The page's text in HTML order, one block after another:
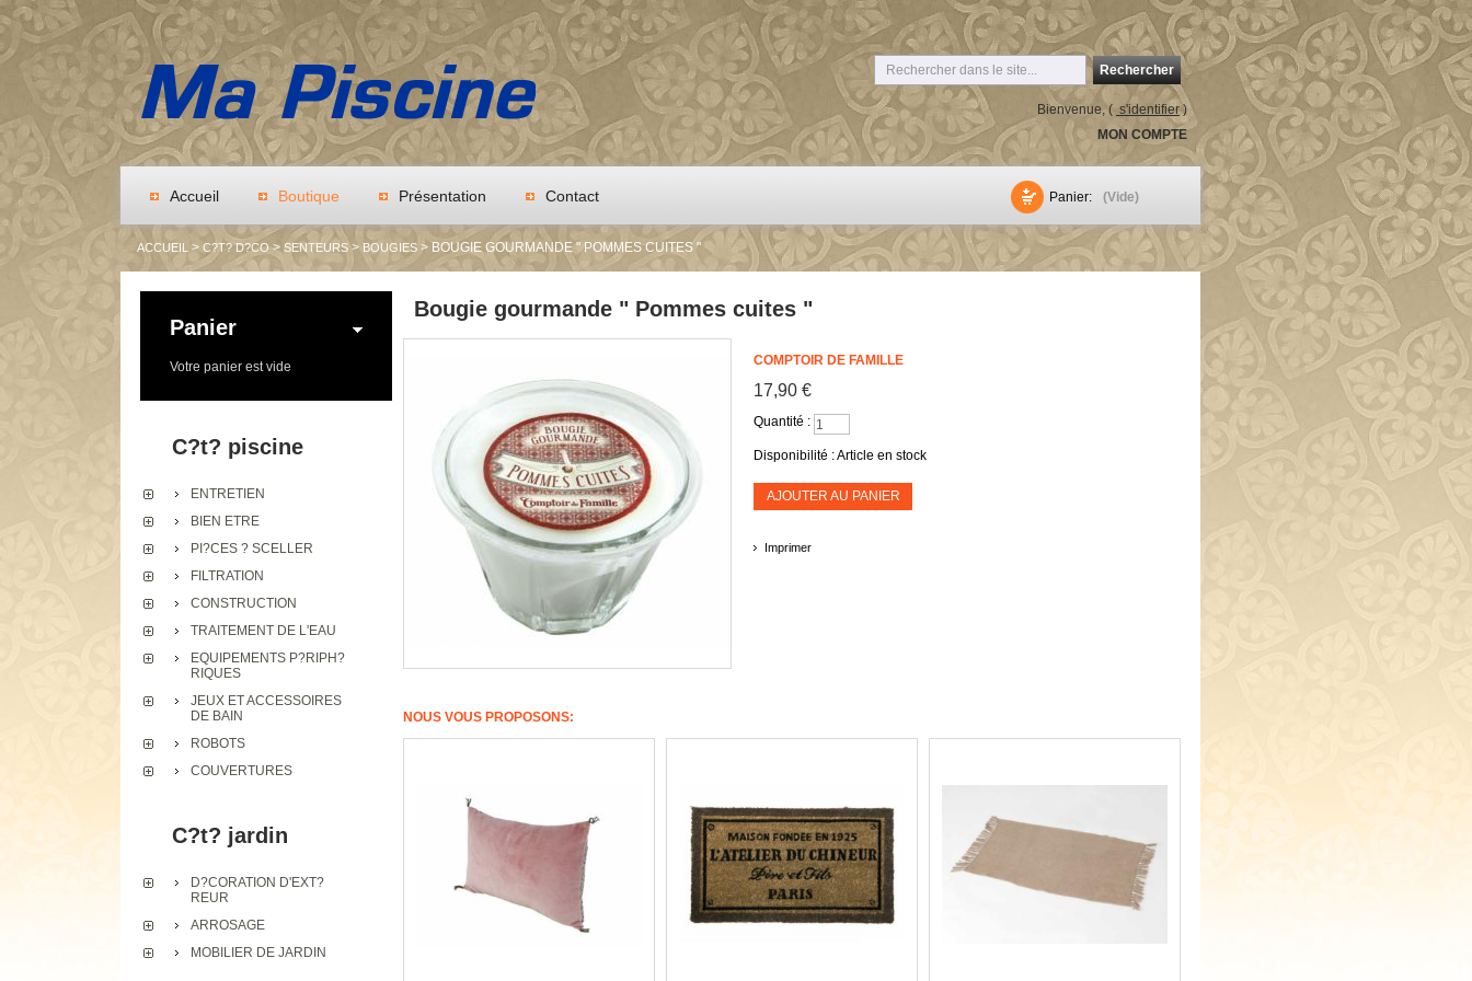
Accueil Boutique Présentation Contact
Bienvenue, ( s'identifier)
MON COMPTE
Panier: (Vide)
Rechercher
Panier
Votre panier est vide
C?t? piscine
ENTRETIEN
BIEN ETRE
PI?CES ? SCELLER
FILTRATION
CONSTRUCTION
TRAITEMENT DE L'EAU
EQUIPEMENTS P?RIPH?
RIQUES
JEUX ET ACCESSOIRES
DE BAIN
ROBOTS
COUVERTURES
C?t? jardin
D?CORATION D'EXT?
REUR
ARROSAGE
MOBILIER DE JARDIN
ACCUEIL > C?T? D?CO > SENTEURS> BOUGIES > BOUGIE GOURMANDE " POMMES CUITES "
Bougie gourmande " Pommes cuites "
COMPTOIR DE FAMILLE
17,90 €
Quantité :
Disponibilité :Article en stock
AJOUTER AU PANIER
Imprimer
NOUS VOUS PROPOSONS: